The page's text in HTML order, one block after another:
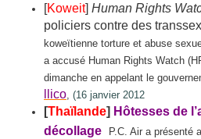
[Koweit] Human Rights
policiers contre des
koweïtienne torture et abuse
a accusé Human Rights Watch
dimanche en appelant le
llico, (16 janvier 2012
[Thaïlande] Hôtesses de
décollage
P.C. Air a présenté